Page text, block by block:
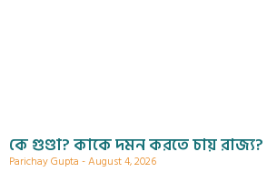
কে গুণ্ডা? কাকে দমন করতে চায় রাজ্য?
Parichay Gupta August 4, 2026